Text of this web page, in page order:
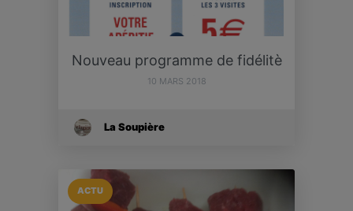
Nouveau programme de fidélitè
10 MARS 2018
La Soupière
ACTU